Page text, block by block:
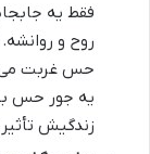
فقط یه
روح و
حس غربت می
یه جور حس
زندگیش